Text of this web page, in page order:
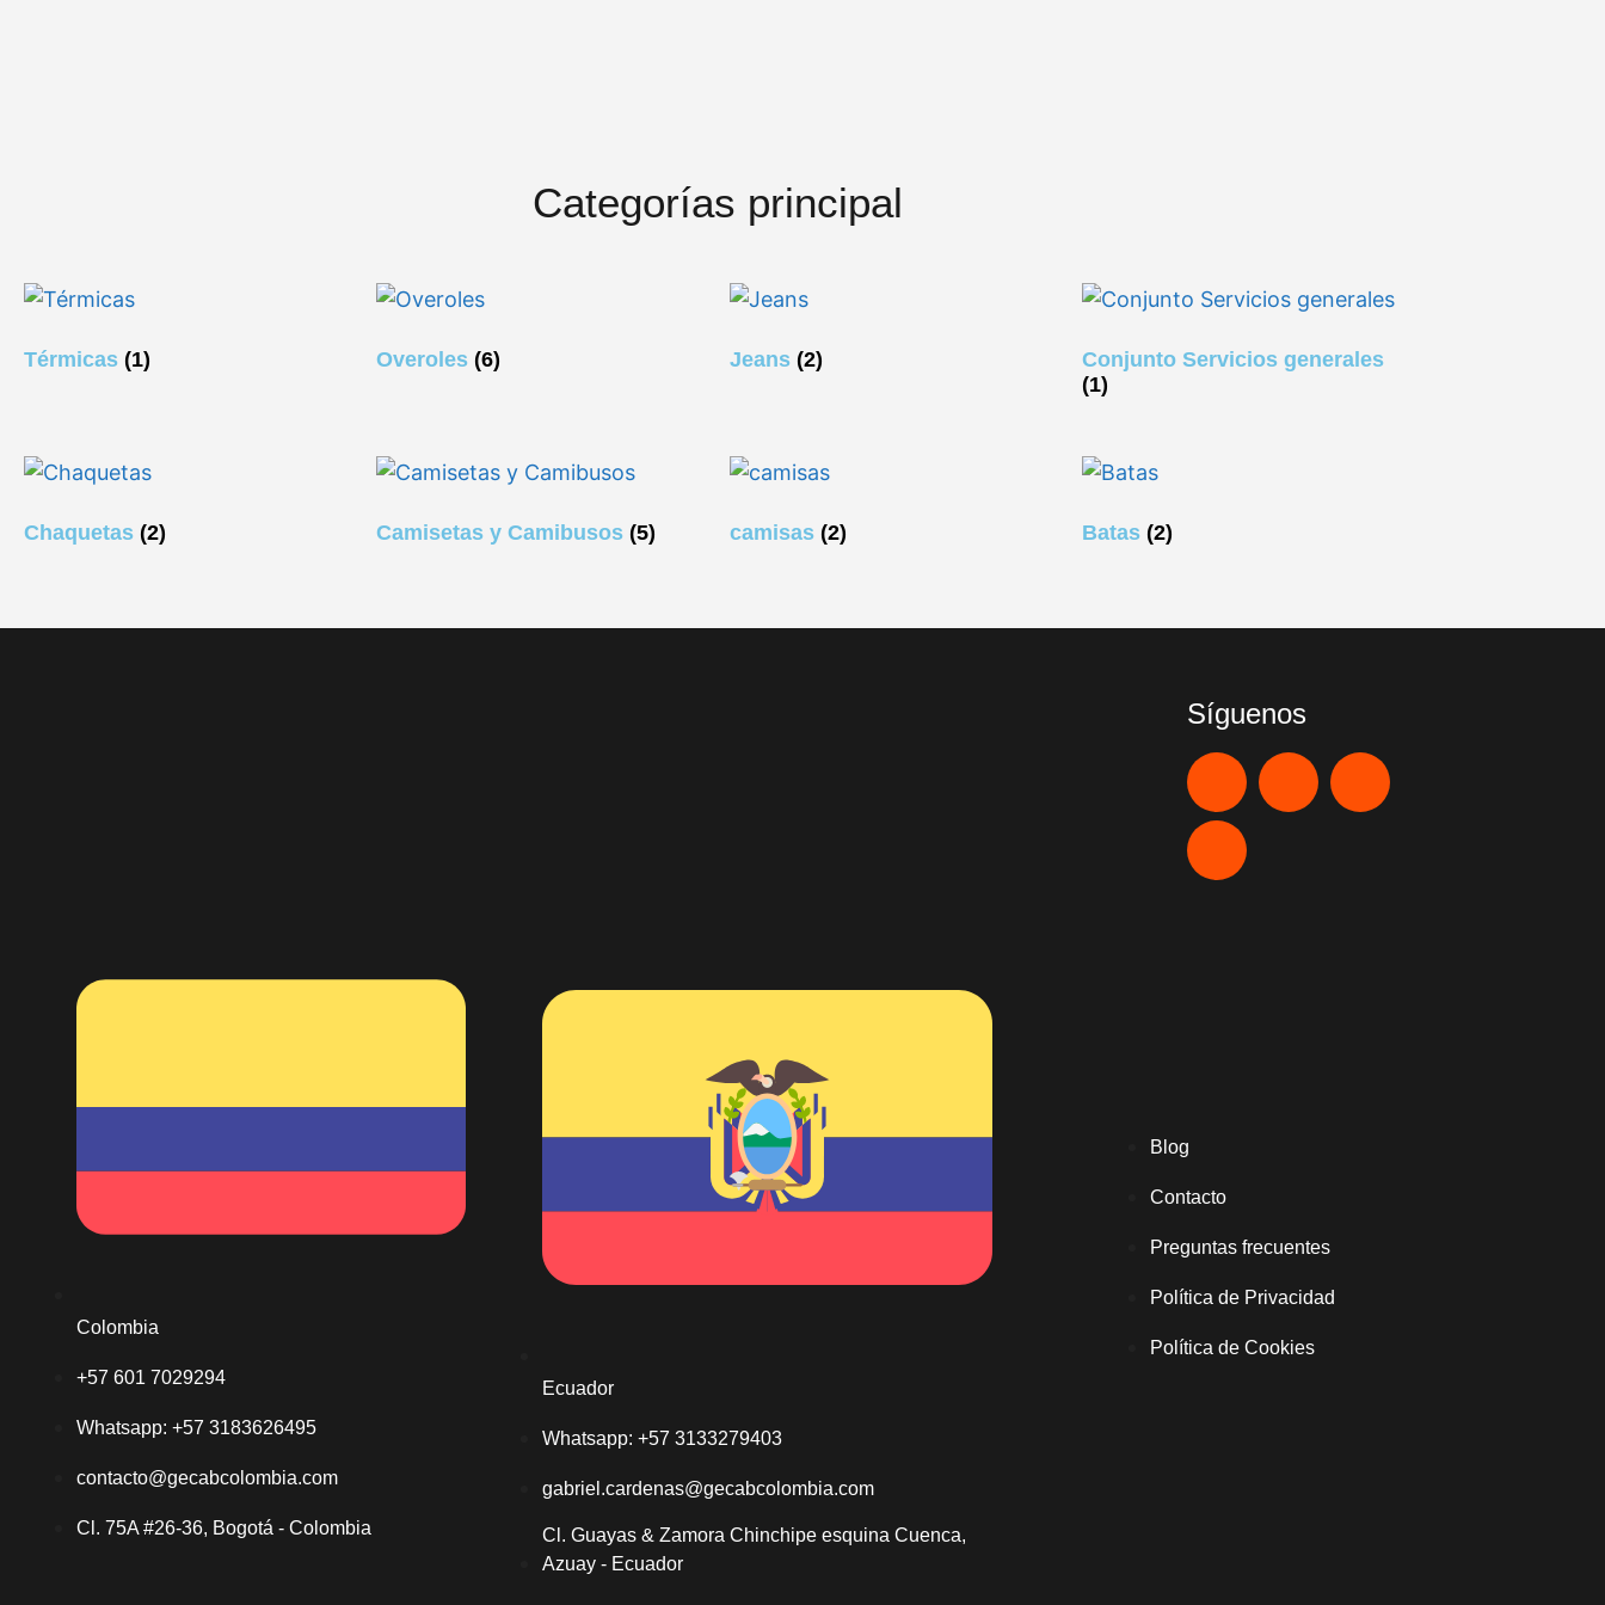
Categorías principal
Térmicas (1) Overoles (6) Jeans (2)
Conjunto Servicios generales
(1)
Chaquetas (2) Camisetas y Camibusos (5) camisas (2) Batas (2)
Síguenos
Colombia
+57 601 7029294
Whatsapp: +57 3183626495
contacto@gecabcolombia.com
Cl. 75A #26-36, Bogotá - Colombia
Ecuador
Whatsapp: +57 3133279403
gabriel.cardenas@gecabcolombia.com
Cl. Guayas & Zamora Chinchipe esquina Cuenca,
Azuay - Ecuador
Blog
Contacto
Preguntas frecuentes
Política de Privacidad
Política de Cookies